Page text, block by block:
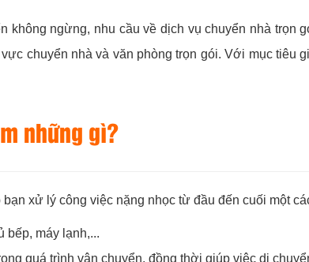
không ngừng, nhu cầu về dịch vụ chuyển nhà trọn
chuyển nhà và văn phòng trọn gói. Với mục tiêu
những gì?
bạn xử lý công việc nặng nhọc từ đầu đến cuối một
bếp, máy lạnh,...
quá trình vận chuyển, đồng thời giúp việc di